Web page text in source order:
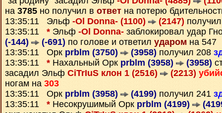
на 3785 но получил в ответ на потерю
13:35:11 Эльф -Ol Donna- (1100) (2147)
13:35:11 * Эльф -Ol Donna- заблокировал удар
(-144)
(-691) по голове и ответил ударом на 547
13:35:11 Орк prblm (3750) (3958) получил 208
13:35:11 * Нахальный Орк prblm (3958) (3958)
засадил Эльф CiTrIuS клон 1 (2516) (2213)
ногам на 303
13:35:11 Орк prblm (3958) (4199) получил 241
13:35:11 * Несокрушимый Орк prblm (4199)